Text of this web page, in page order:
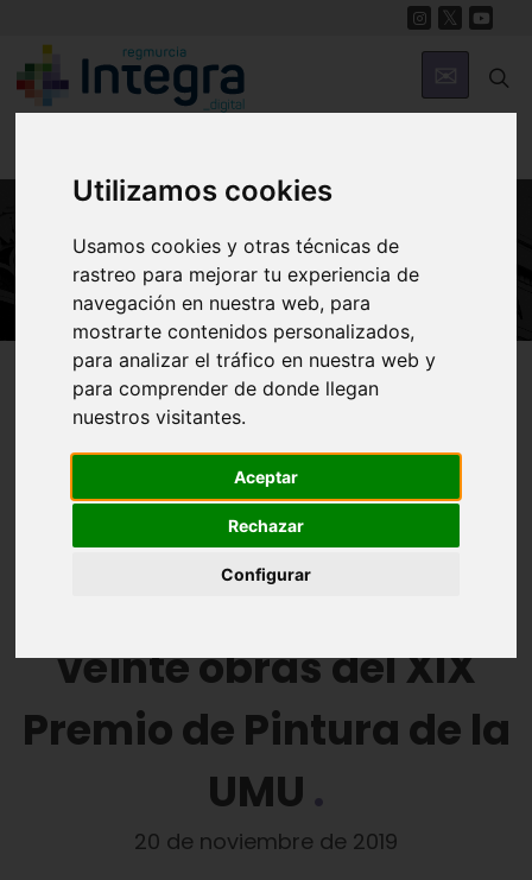
Utilizamos cookies
Usamos cookies y otras técnicas de
rastreo para mejorar tu experiencia de
navegación en nuestra web, para
mostrarte contenidos personalizados,
para analizar el tráfico en nuestra web y
para comprender de donde llegan
nuestros visitantes.
Aceptar
Rechazar
Configurar
ARTE Y CULTURA
Región de Murcia Digital Arte y Cultura
El Palacio Almudí
acoge hasta el 8 de
veinte obras del XIX
Premio de Pintura de la
UMU
20 de noviembre de 2019